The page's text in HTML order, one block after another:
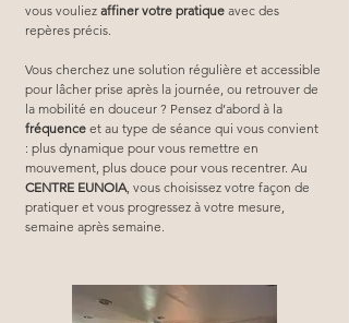
vous vouliez affiner votre pratique avec des
repères précis.
Vous cherchez une solution régulière et accessible
pour lâcher prise après la journée, ou retrouver de
la mobilité en douceur ? Pensez d’abord à la
fréquence et au type de séance qui vous convient
: plus dynamique pour vous remettre en
mouvement, plus douce pour vous recentrer. Au
CENTRE EUNOIA, vous choisissez votre façon de
pratiquer et vous progressez à votre mesure,
semaine après semaine.